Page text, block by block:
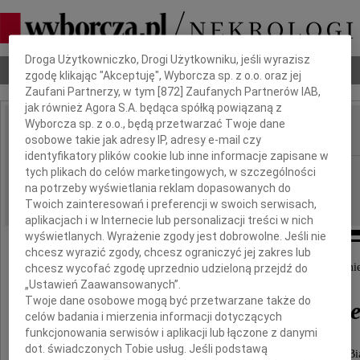
Nekrologi Odeszli Poradnik pogrzebowy
IMIĘ I NAZWISKO:
REGION: Białystok
DATA EMISJI: 27.08.2019
Z wielkim smutkiem przyjęliśmy informację o
dr n. med. Eugeniusza
wieloletniego Adiunkta Kliniki Gastroenterologii UM w
Dbamy o Twoją prywatność
Droga Użytkowniczko, Drogi Użytkowniku, jeśli wyrazisz
zgodę klikając "Akceptuję", Wyborcza sp. z o.o. oraz jej
Zaufani Partnerzy, w tym [872 ] Zaufanych Partnerów IAB,
jak również Agora S.A. będąca spółką powiązaną z
Wyborcza sp. z o.o., będą przetwarzać Twoje dane
osobowe takie jak adresy IP, adresy e-mail czy
identyfikatory plików cookie lub inne informacje zapisane w
tych plikach do celów marketingowych, w szczególności
na potrzeby wyświetlania reklam dopasowanych do
Twoich zainteresowań i preferencji w swoich serwisach,
aplikacjach i w Internecie lub personalizacji treści w nich
wyświetlanych. Wyrażenie zgody jest dobrowolne. Jeśli nie
chcesz wyrazić zgody, chcesz ograniczyć jej zakres lub
chcesz wycofać zgodę uprzednio udzieloną przejdź do
„Ustawień Zaawansowanych”.
Twoje dane osobowe mogą być przetwarzane także do
celów badania i mierzenia informacji dotyczących
funkcjonowania serwisów i aplikacji lub łączone z danymi
dot. świadczonych Tobie usług. Jeśli podstawą